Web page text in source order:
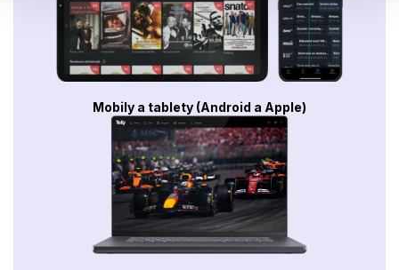
Mobily a tablety (Android a Apple)